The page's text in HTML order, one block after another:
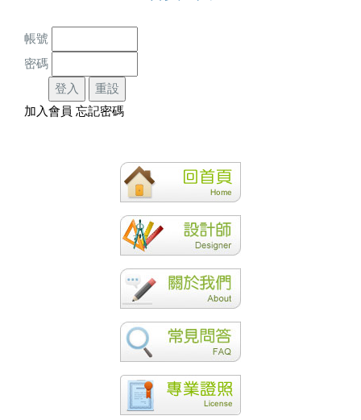
帳號
密碼
加入會員 忘記密碼